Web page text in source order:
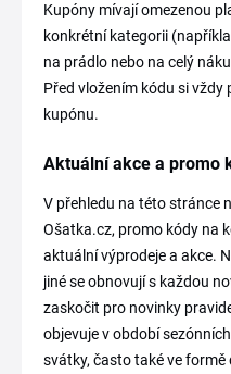
Kupóny mívají omezenou
konkrétní kategorii
na prádlo nebo na celý
Před vložením kódu si vždy
kupónu.
Aktuální akce a promo
V přehledu na této stránce
Ošatka.cz, promo kódy na
aktuální výprodeje a akce.
jiné se obnovují s každou
zaskočit pro novinky
objevuje v období
svátky, často také ve